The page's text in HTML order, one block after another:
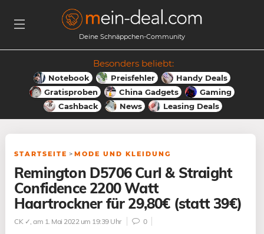
Deine Schnäppchen-Community
Besonders beliebt:
Notebook Preisfehler
Handy Deals
Gratisproben
China Gadgets
Gaming
Cashback
News Leasing Deals
STARTSEITE > MODE UND KLEIDUNG
Remington D5706 Curl & Straight
Confidence 2200 Watt
Haartrockner für 29,80€ (statt 39€)
CK ✓, am 1. Mai 2022 um 19:39 Uhr 0